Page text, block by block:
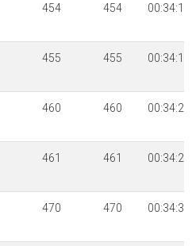
454 454 00:34:13
455 455 00:34:16
460 460 00:34:22
461 461 00:34:25
470 470 00:34:34